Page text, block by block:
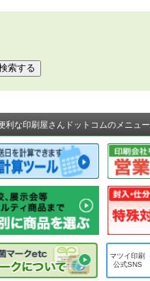
利な印刷屋さんドットコムのメニュー
マツイ印刷
公式SNS